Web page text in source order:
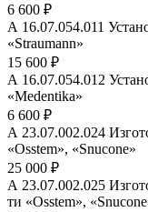
6 600 ₽
А 16.07.054.011
«Straumann»
15 600 ₽
А 16.07.054.012
«Medentika»
6 600 ₽
А 23.07.002.024
«Osstem», «Snucone»
25 000 ₽
А 23.07.002.025
ти «Osstem»,